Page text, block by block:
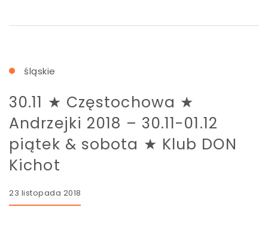
śląskie
30.11 ★ Częstochowa ★
Andrzejki 2018 – 30.11-01.12
piątek & sobota ★ Klub DON
Kichot
23 listopada 2018